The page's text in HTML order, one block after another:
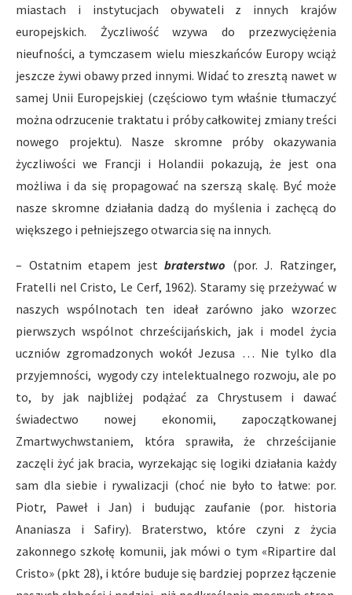
miastach i instytucjach obywateli z innych krajów
europejskich. Życzliwość wzywa do przezwyciężenia
nieufności, a tymczasem wielu mieszkańców Europy wciąż
jeszcze żywi obawy przed innymi. Widać to zresztą nawet w
samej Unii Europejskiej (częściowo tym właśnie tłumaczyć
można odrzucenie traktatu i próby całkowitej zmiany treści
nowego projektu). Nasze skromne próby okazywania
życzliwości we Francji i Holandii pokazują, że jest ona
możliwa i da się propagować na szerszą skalę. Być może
nasze skromne działania dadzą do myślenia i zachęcą do
większego i pełniejszego otwarcia się na innych.
– Ostatnim etapem jestbraterstwo (por. J. Ratzinger,
Fratelli nel Cristo, Le Cerf, 1962). Staramy się przeżywać w
naszych wspólnotach ten ideał zarówno jako wzorzec
pierwszych wspólnot chrześcijańskich, jak i model życia
uczniów zgromadzonych wokół Jezusa … Nie tylko dla
przyjemności, wygody czy intelektualnego rozwoju, ale po
to, by jak najbliżej podążać za Chrystusem i dawać
świadectwo nowej ekonomii, zapoczątkowanej
Zmartwychwstaniem, która sprawiła, że chrześcijanie
zaczęli żyć jak bracia, wyrzekając się logiki działania każdy
sam dla siebie i rywalizacji (choć nie było to łatwe: por.
Piotr, Paweł i Jan) i budując zaufanie (por. historia
Ananiasza i Safiry). Braterstwo, które czyni z życia
zakonnego szkołę komunii, jak mówi o tym «Ripartire dal
Cristo» (pkt 28), i które buduje się bardziej poprzez łączenie